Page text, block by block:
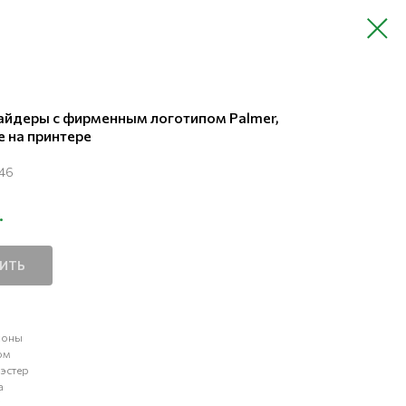
с фирменным логотипом Palmer,
на принтере